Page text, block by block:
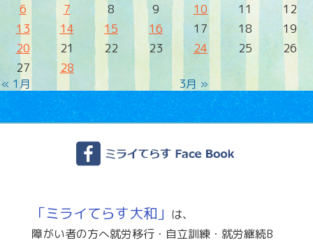
« 1月 3月 »
6
7 8 9 10 11
12
13
14 15 16 17 18
19
20
21 22 23 24 25
26
27
28
「ミライてらす大和」 は、
障がい者の方へ就労移行・自立訓練・就労継続B